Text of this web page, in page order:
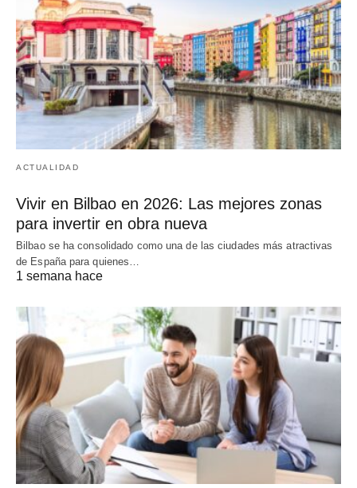
ACTUALIDAD
Vivir en Bilbao en 2026: Las mejores zonas
para invertir en obra nueva
Bilbao se ha consolidado como una de las ciudades más atractivas
de España para quienes…
1 semana hace